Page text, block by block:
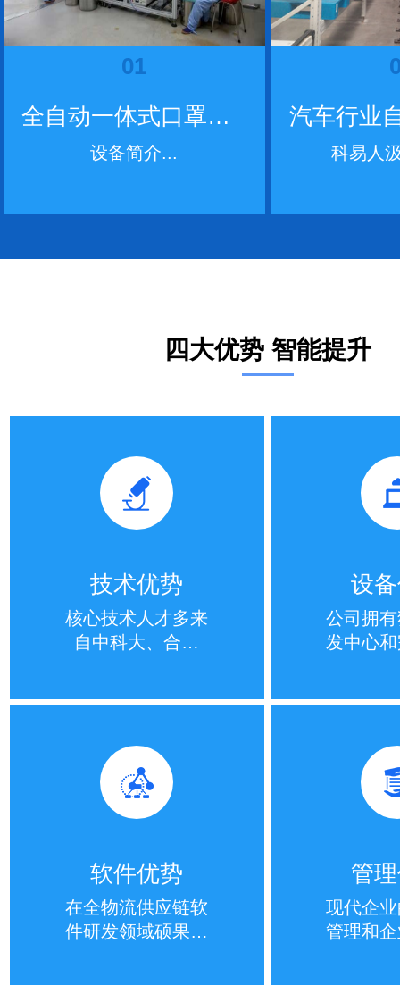
01
全自动一体式口罩机器...
设备简介... 科易人
四大优势 智能提升
技术优势
核心技术人才多来
自中科大、合工
设
公司拥
发中心
软件优势
在全物流供应链软
件研发领域硕果累
管
现代企
管理和